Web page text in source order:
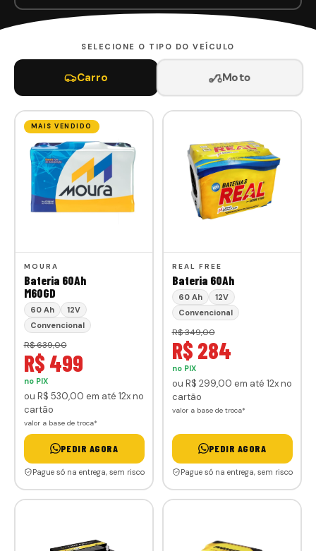
SELECIONE O TIPO DO VEÍCULO
Carro Moto
MAIS VENDIDO
MOURA
Bateria 60Ah
M60GD
60 Ah
12V
Convencional
R$ 639,00
R$ 499
no PIX
ou R$ 530,00 em até 12x no
cartão
valor a base de troca*
PEDIR AGORA
Pague só na entrega, sem risco
REAL FREE
Bateria 60Ah
60 Ah
12V
Convencional
R$ 349,00
R$ 284
no PIX
ou R$ 299,00 em até 12x no
cartão
valor a base de troca*
PEDIR AGORA
Pague só na entrega, sem risco